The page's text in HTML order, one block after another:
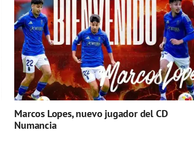
Marcos Lopes, nuevo jugador del CD
Numancia